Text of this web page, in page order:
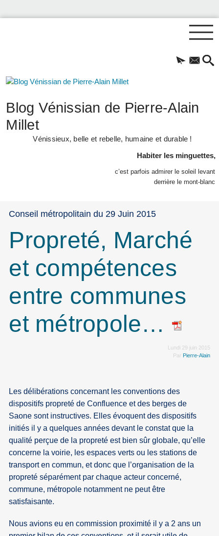
Blog Vénissian de Pierre-Alain
Millet
Vénissieux, belle et rebelle, humaine et durable !
Habiter les minguettes,
c’est parfois admirer le soleil levant
derrière le mont-blanc
Conseil métropolitain du 29 Juin 2015
Propreté, Marché
et compétences
entre communes
et métropole…
Lundi 29 juin 2015
Par Pierre-Alain
Les délibérations concernant les conventions des
dispositifs propreté de Confluence et des berges de
Saone sont instructives. Elles évoquent des dispositifs
initiés il y a quelques années devant le constat que la
qualité perçue de la propreté est bien sûr globale, qu’elle
concerne la voirie, les espaces verts ou les stations de
transport en commun, et donc que l’organisation de la
propreté séparément par chaque acteur concerné,
commune, métropole notamment ne peut être
satisfaisante.
Nous avions eu en commission proximité il y a 2 ans un